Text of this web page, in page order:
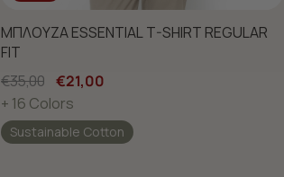
ΜΠΛΟΥΖΑ ESSENTIAL T-SHIRT REGULAR
FIT
€35,00 €21,00
+ 16 Colors
Sustainable Cotton